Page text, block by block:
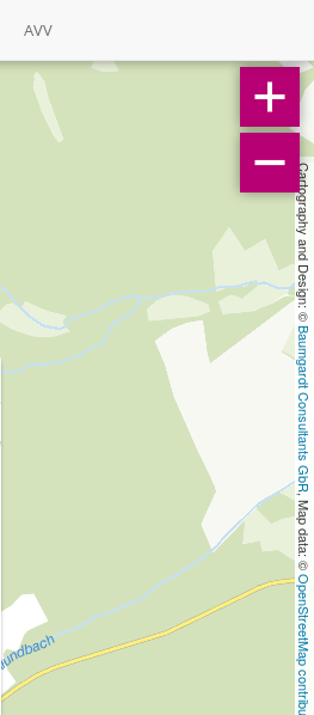
AVV
Cartography and Design: ©
Baumgardt Consultants GbR
, Map data: ©
OpenStreetMap contributors